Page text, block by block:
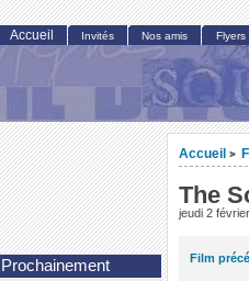
Accueil >
The
jeudi 2
Film
Accueil Invités Nos amis Flyers
Prochainement